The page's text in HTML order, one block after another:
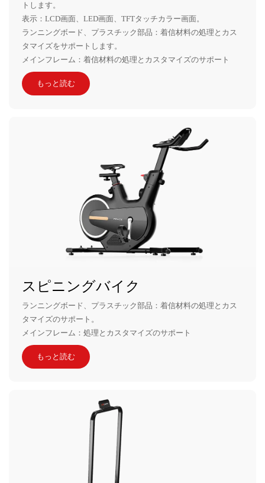
トします。
表示：LCD画面、LED画面、TFTタッチカラー画面。
ランニングボード、プラスチック部品：着信材料の処理とカス
タマイズをサポートします。
メインフレーム：着信材料の処理とカスタマイズのサポート
もっと読む
スピニングバイク
ランニングボード、プラスチック部品：着信材料の処理とカス
タマイズのサポート。
メインフレーム：処理とカスタマイズのサポート
もっと読む